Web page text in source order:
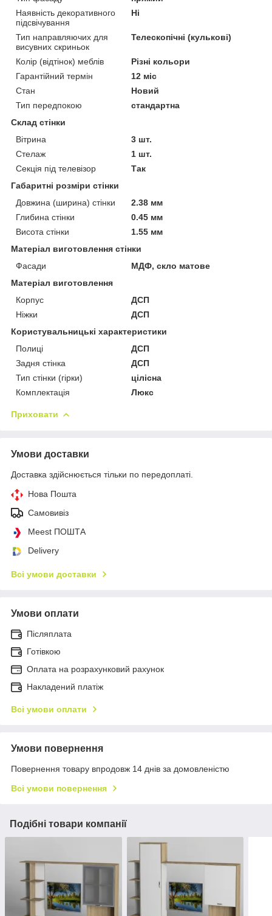
Наявність декоративного
підсвічування
Ні
Тип направляючих для
висувних скриньок
Телескопічні (кулькові)
Колір (відтінок) меблів
Різні кольори
Гарантійний термін
12 міс
Стан
Новий
Тип передпокою
стандартна
Склад стінки
Вітрина
3 шт.
Стелаж
1 шт.
Секція під телевізор
Так
Габаритні розміри стінки
Довжина (ширина) стінки
2.38 мм
Глибина стінки
0.45 мм
Висота стінки
1.55 мм
Матеріал виготовлення стінки
Фасади
МДФ, скло матове
Матеріал виготовлення
Корпус
ДСП
Ніжки
ДСП
Користувальницькі характеристики
Полиці
ДСП
Задня стінка
ДСП
Тип стінки (гірки)
цілісна
Комплектація
Люкс
Приховати
Умови доставки
Доставка здійснюється тільки по передоплаті.
Нова Пошта
Самовивіз
Meest ПОШТА
Delivery
Всі умови доставки
Умови оплати
Післяплата
Готівкою
Оплата на розрахунковий рахунок
Накладений платіж
Всі умови оплати
Умови повернення
Повернення товару впродовж 14 днів за домовленістю
Всі умови повернення
Подібні товари компанії